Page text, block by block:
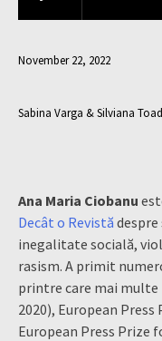
November 22, 2022
Sabina Varga & Silviana
Ana Maria Ciobanu
Decât o Revistă
inegalitate socială,
rasism. A primit
printre care mai multe
2020), European Press
European Press Prize